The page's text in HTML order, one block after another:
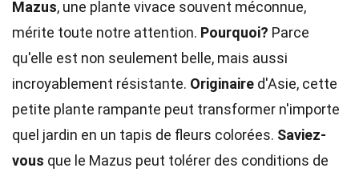
Mazus, une plante vivace souvent méconnue,
mérite toute notre attention. Pourquoi? Parce
qu'elle est non seulement belle, mais aussi
incroyablement résistante. Originaire d'Asie, cette
petite plante rampante peut transformer n'importe
quel jardin en un tapis de fleurs colorées. Saviez-
vous que le Mazus peut tolérer des conditions de